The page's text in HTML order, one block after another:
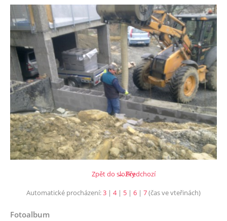
← Předchozí
Zpět do složky
Automatické procházení:3 | 4| 5 | 6 | 7(čas ve vteřinách)
Fotoalbum